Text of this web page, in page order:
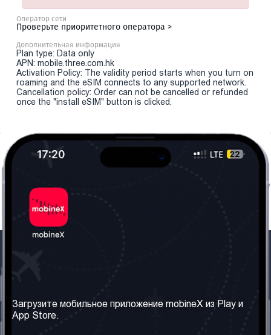
Оператор сети
Проверьте приоритетного оператора >
Дополнительная информация
Plan type: Data only
APN: mobile.three.com.hk
Activation Policy: The validity period starts when you turn on
roaming and the eSIM connects to any supported network.
Cancellation policy: Order can not be cancelled or refunded
once the "install eSIM" button is clicked.
Наши сервисы
Правила и Условия
Загрузите мобильное приложение mobineX из Play и
App Store.